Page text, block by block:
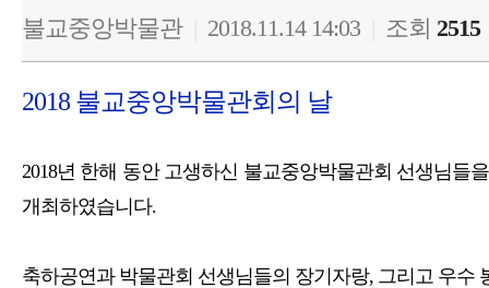
불교중앙박물관 2018.11.14 14:03 조회 2515
2018 불교중앙박물관회의 날
2018년 한해 동안 고생하신 불교중앙박물관회 선생님들
개최하였습니다.
축하공연과 박물관회 선생님들의 장기자랑, 그리고 우수